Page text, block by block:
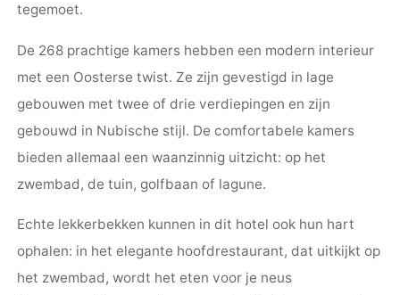
tegemoet.
De 268 prachtige kamers hebben een modern interieur
met een Oosterse twist. Ze zijn gevestigd in lage
gebouwen met twee of drie verdiepingen en zijn
gebouwd in Nubische stijl. De comfortabele kamers
bieden allemaal een waanzinnig uitzicht: op het
zwembad, de tuin, golfbaan of lagune.
Echte lekkerbekken kunnen in dit hotel ook hun hart
ophalen: in het elegante hoofdrestaurant, dat uitkijkt op
het zwembad, wordt het eten voor je neus